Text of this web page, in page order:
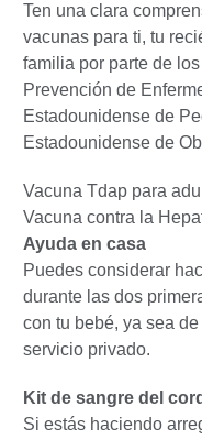
Ten una clara
vacunas para ti, tu
familia por parte de
Prevención de
Estadounidense de
Estadounidense de
Vacuna Tdap para
Vacuna contra la
Ayuda en casa
Puedes considerar
durante las dos
con tu bebé, ya sea
servicio privado.
Kit de sangre del
Si estás haciendo